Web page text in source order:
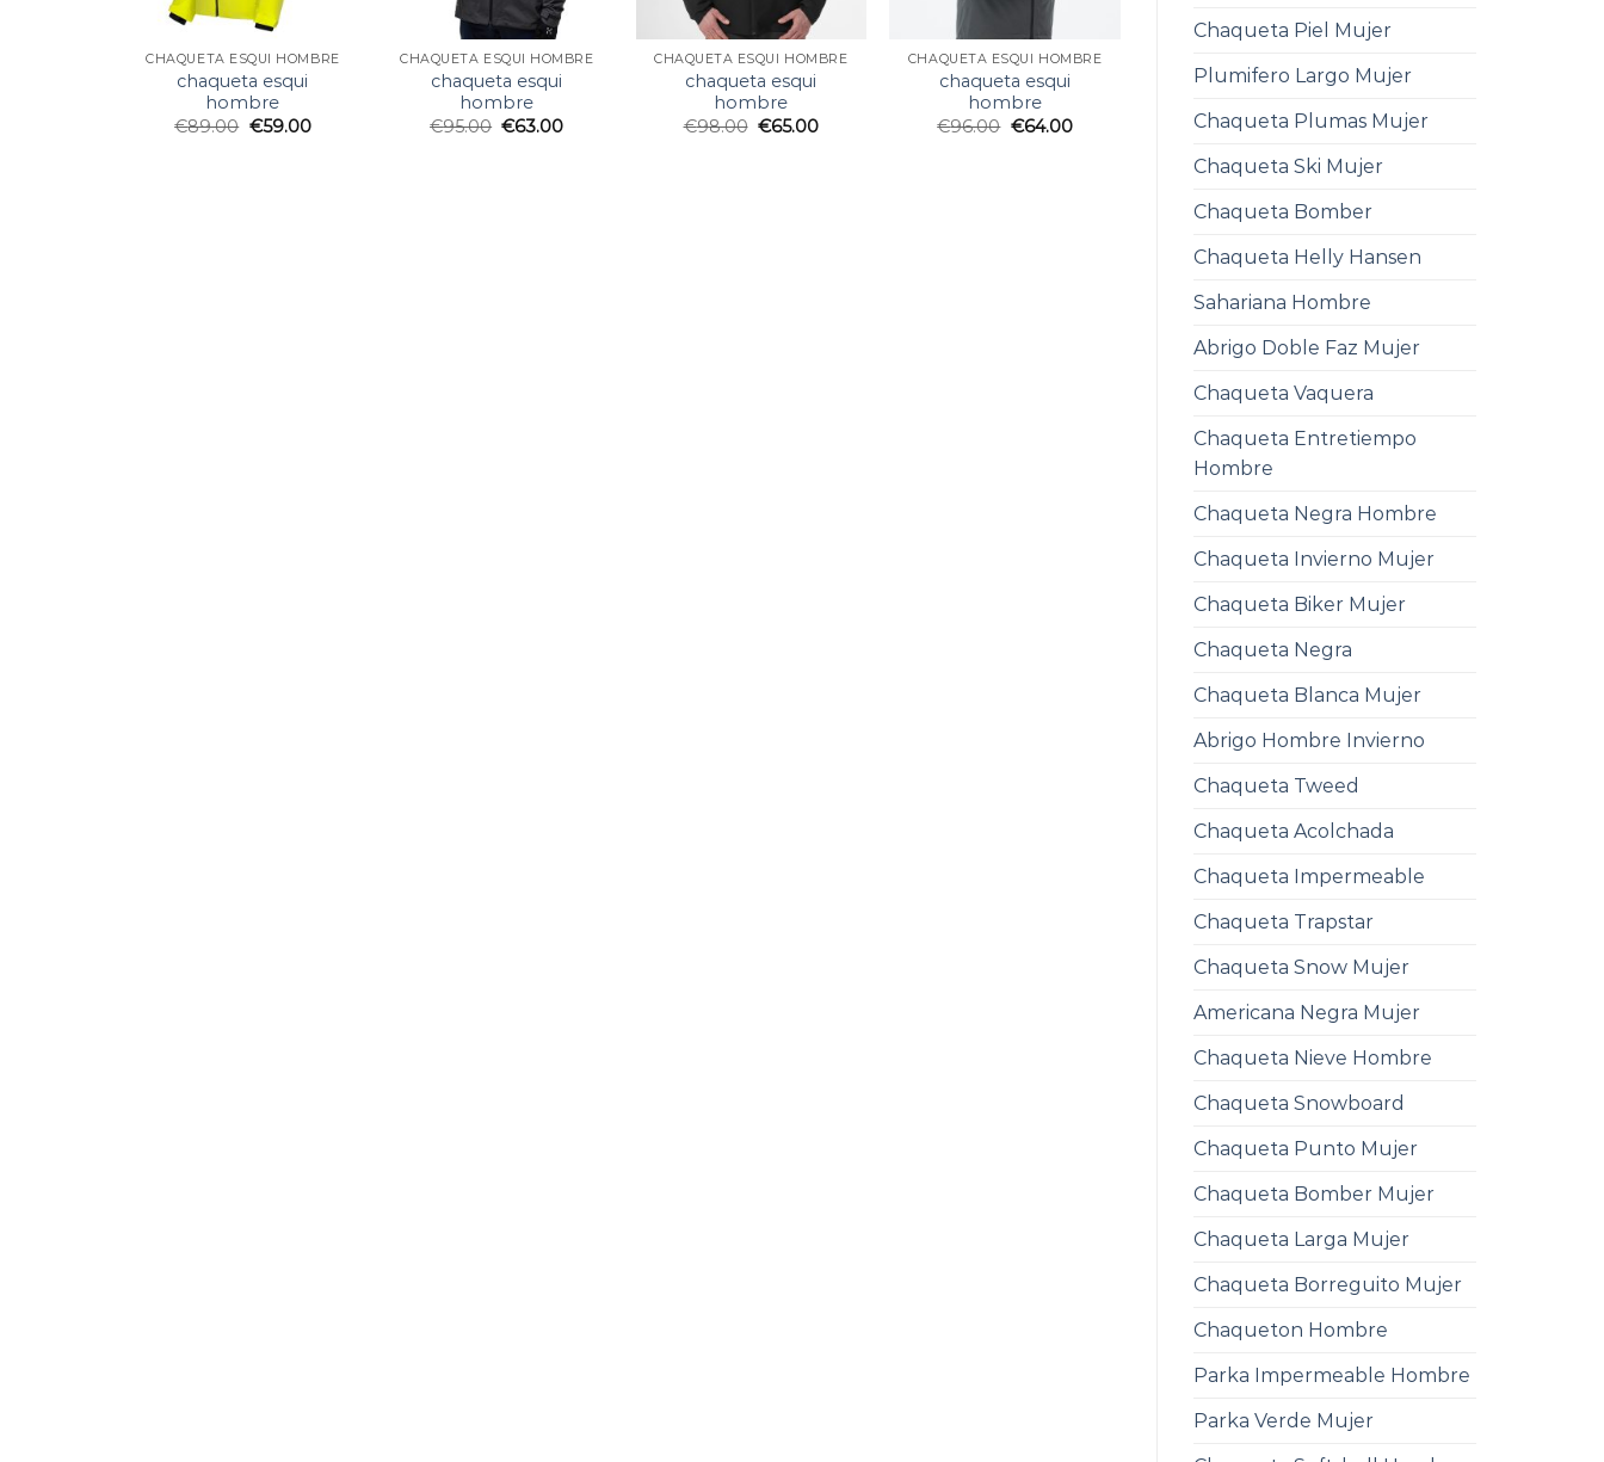
Chaqueta Piel Mujer
Plumifero Largo Mujer
Chaqueta Plumas Mujer
Chaqueta Ski Mujer
Chaqueta Bomber
Chaqueta Helly Hansen
Sahariana Hombre
Abrigo Doble Faz Mujer
Chaqueta Vaquera
Chaqueta Entretiempo
Hombre
Chaqueta Negra Hombre
Chaqueta Invierno Mujer
Chaqueta Biker Mujer
Chaqueta Negra
Chaqueta Blanca Mujer
Abrigo Hombre Invierno
Chaqueta Tweed
Chaqueta Acolchada
Chaqueta Impermeable
Chaqueta Trapstar
Chaqueta Snow Mujer
Americana Negra Mujer
Chaqueta Nieve Hombre
Chaqueta Snowboard
Chaqueta Punto Mujer
Chaqueta Bomber Mujer
Chaqueta Larga Mujer
Chaqueta Borreguito Mujer
Chaqueton Hombre
Parka Impermeable Hombre
Parka Verde Mujer
CHAQUETA ESQUI HOMBRE
chaqueta esqui
hombre
€89.00 €59.00
CHAQUETA ESQUI HOMBRE
chaqueta esqui
hombre
€95.00 €63.00
CHAQUETA ESQUI HOMBRE
chaqueta esqui
hombre
€98.00 €65.00
CHAQUETA ESQUI HOMBRE
chaqueta esqui
hombre
€96.00 €64.00